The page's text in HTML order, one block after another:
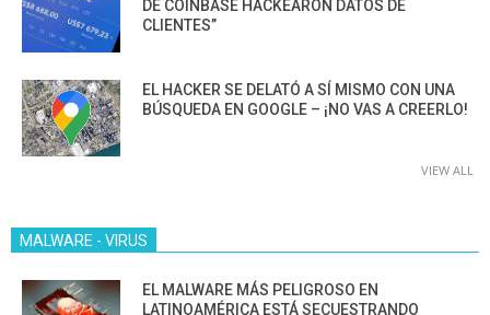
DE COINBASE HACKEARON DATOS DE
CLIENTES”
EL HACKER SE DELATÓ A SÍ MISMO CON UNA
BÚSQUEDA EN GOOGLE – ¡NO VAS A CREERLO!
VIEW ALL
MALWARE - VIRUS
EL MALWARE MÁS PELIGROSO EN
LATINOAMÉRICA ESTÁ SECUESTRANDO